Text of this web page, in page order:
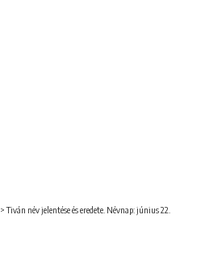
>Tiván név jelentése és eredete. Névnap: június 22.